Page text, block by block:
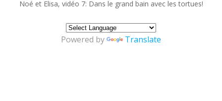
Noé et Elisa, vidéo 7: Dans le grand bain avec les tortues!
Powered by Translate